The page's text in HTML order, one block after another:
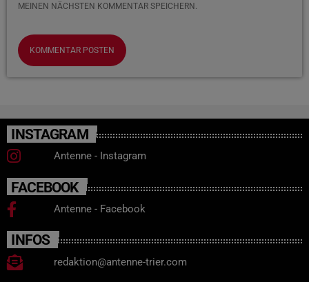
MEINEN NÄCHSTEN KOMMENTAR SPEICHERN.
INSTAGRAM
Antenne - Instagram
FACEBOOK
Antenne - Facebook
INFOS
redaktion@antenne-trier.com